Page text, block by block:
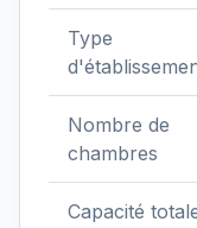
Type
Nombre de
chambres
Capacité